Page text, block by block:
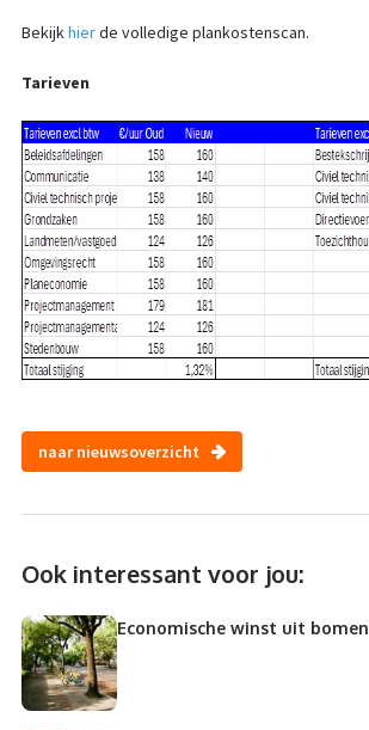
Bekijkhierde volledige plankostenscan.
Tarieven
naar nieuwsoverzicht
Ook interessant voor jou:
Economische winst uit bomen